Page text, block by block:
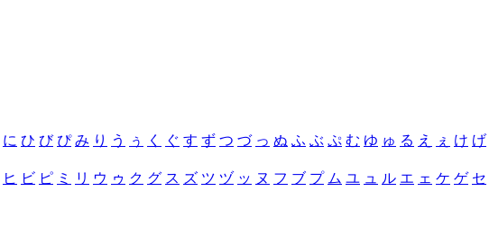
に ひ び ぴ み り う ぅ く ぐ す ず つ づ っ ぬ ふ ぶ ぷ む ゆ ゅ る え ぇ け げ
ヒ ビ ピ ミ リ ウ ゥ ク グ ス ズ ツ ヅ ッ ヌ フ ブ プ ム ユ ュ ル エ ェ ケ ゲ セ